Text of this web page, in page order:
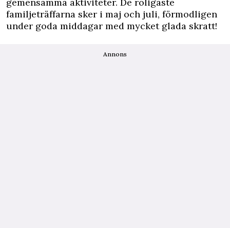
familjeträffarna sker i maj och juli, förmodligen
under goda middagar med mycket glada skratt!
Annons